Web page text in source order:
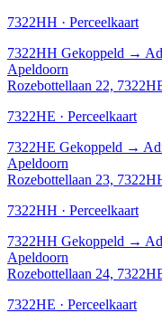
7322HH · Perceelkaart
7322HH Gekoppeld →
Apeldoorn
Rozebottellaan 22,
7322HE · Perceelkaart
7322HE Gekoppeld →
Apeldoorn
Rozebottellaan 23,
7322HH · Perceelkaart
7322HH Gekoppeld →
Apeldoorn
Rozebottellaan 24,
7322HE · Perceelkaart